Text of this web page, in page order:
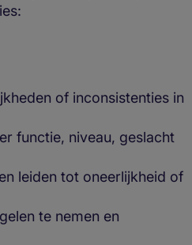
of inconsistenties in
functie, niveau, geslacht
leiden tot oneerlijkheid of
te nemen en